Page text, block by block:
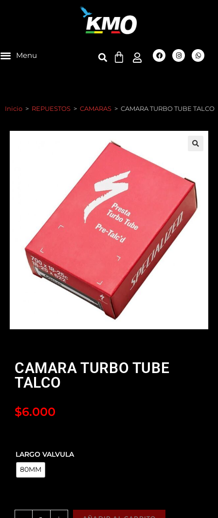
Inicio > REPUESTOS > CAMARAS > CAMARA TURBO TUBE TALCO
CAMARA TURBO TUBE
TALCO
$6.000
LARGO VALVULA
80MM